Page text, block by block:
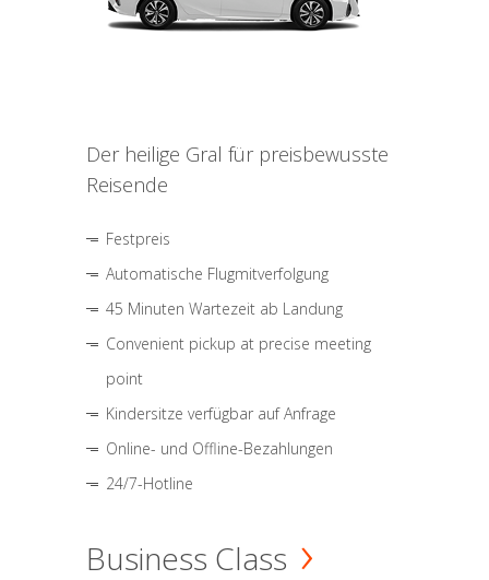
Der heilige Gral für preisbewusste
Reisende
Festpreis
Automatische Flugmitverfolgung
45 Minuten Wartezeit ab Landung
Convenient pickup at precise meeting
point
Kindersitze verfügbar auf Anfrage
Online- und Offline-Bezahlungen
24/7-Hotline
Business Class